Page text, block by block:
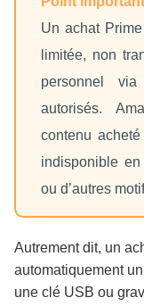
Un achat
limitée, non
personnel
autorisés.
contenu
indisponible
ou d’autres
Autrement dit, un
automatiquement
une clé USB ou